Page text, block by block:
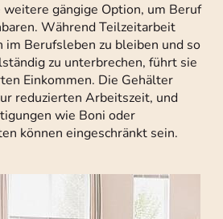
gängige Option, um Beruf
Während Teilzeitarbeit
Berufsleben zu bleiben und so
zu unterbrechen, führt sie
Einkommen. Die Gehälter
reduzierten Arbeitszeit, und
wie Boni oder
können eingeschränkt sein.